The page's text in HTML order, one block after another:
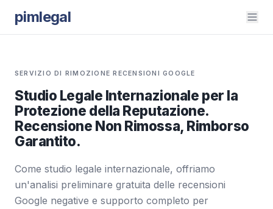
pimlegal
SERVIZIO DI RIMOZIONE RECENSIONI GOOGLE
Studio Legale Internazionale per la
Protezione della Reputazione.
Recensione Non Rimossa, Rimborso
Garantito.
Come studio legale internazionale, offriamo
un'analisi preliminare gratuita delle recensioni
Google negative e supporto completo per